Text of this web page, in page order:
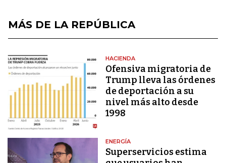
MÁS DE LA REPÚBLICA
HACIENDA
Ofensiva migratoria de
Trump lleva las órdenes
de deportación a su
nivel más alto desde
1998
ENERGÍA
Superservicios estima